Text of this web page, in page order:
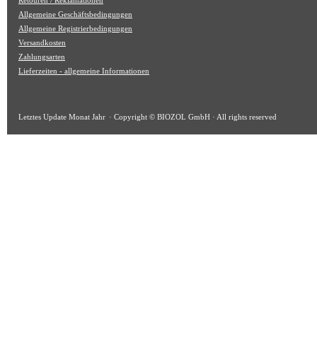
Allgemeine Geschäftsbedingungen
Allgemeine Registrierbedingungen
Versandkosten
Zahlungsarten
Lieferzeiten - allgemeine Informationen
Letztes Update Monat Jahr · Copyright © BIOZOL GmbH · All rights reserved